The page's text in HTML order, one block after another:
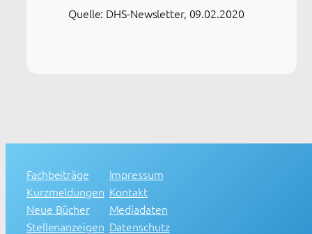
Quelle: DHS-Newsletter, 09.02.2020
Fachbeiträge
Kurzmeldungen
Neue Bücher
Stellenanzeigen
Impressum
Kontakt
Mediadaten
Datenschutz